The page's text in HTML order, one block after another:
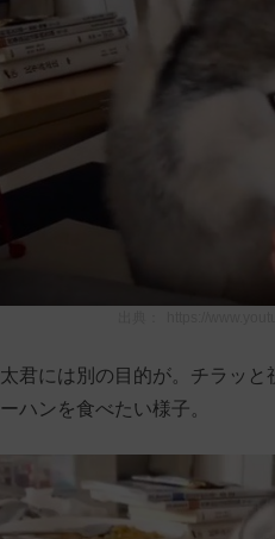
君には別の目的が。チラッ
ハンを食べたい様子。